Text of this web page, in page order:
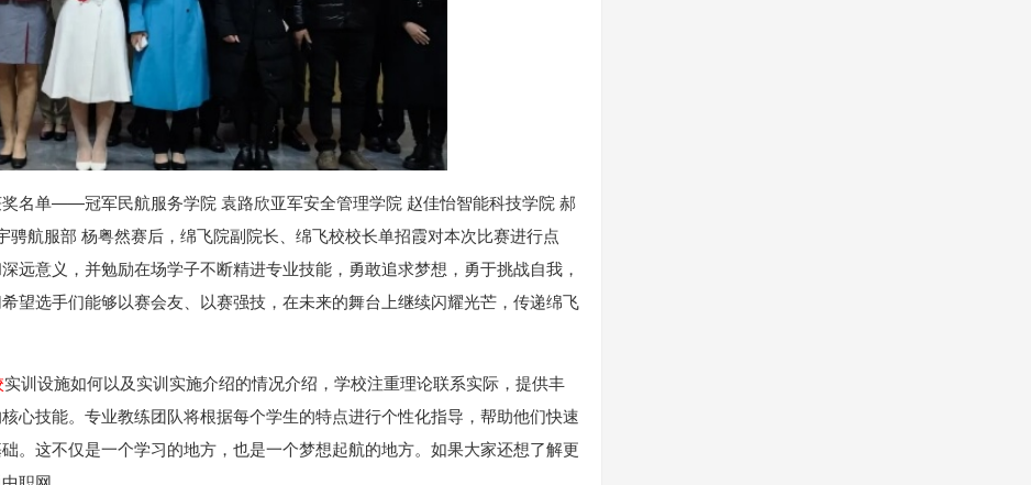
名单——冠军民航服务学院 袁路欣亚军安全管理学院 赵佳怡智能科技学院 郝
航服部 杨粤然赛后，绵飞院副院长、绵飞校校长单招霞对本次比赛进行点
远意义，并勉励在场学子不断精进专业技能，勇敢追求梦想，勇于挑战自我，
望选手们能够以赛会友、以赛强技，在未来的舞台上继续闪耀光芒，传递绵飞
实训设施如何以及实训实施介绍的情况介绍，学校注重理论联系实际，提供丰
心技能。专业教练团队将根据每个学生的特点进行个性化指导，帮助他们快速
。这不仅是一个学习的地方，也是一个梦想起航的地方。如果大家还想了解更